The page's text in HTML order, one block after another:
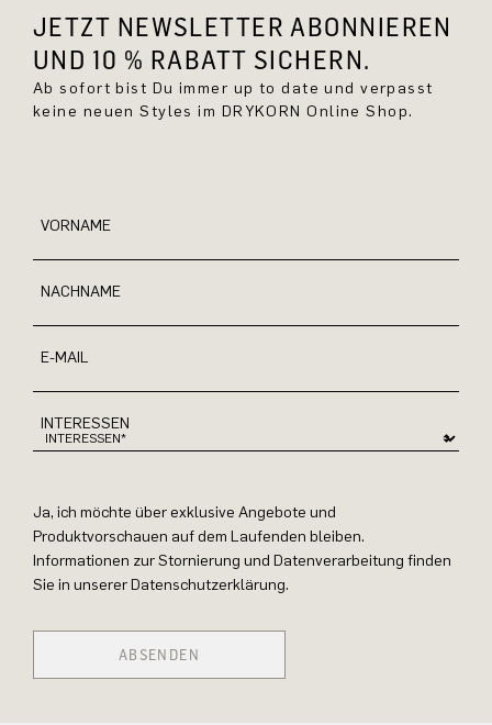
JETZT NEWSLETTER ABONNIEREN
UND 10 % RABATT SICHERN.
Ab sofort bist Du immer up to date und verpasst
keine neuen Styles im DRYKORN Online Shop.
VORNAME
NACHNAME
E-MAIL
INTERESSEN
Ja, ich möchte über exklusive Angebote und
Produktvorschauen auf dem Laufenden bleiben.
Informationen zur Stornierung und Datenverarbeitung finden
Sie in unserer Datenschutzerklärung.
ABSENDEN